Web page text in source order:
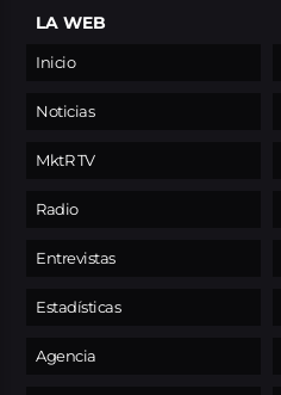
LA WEB
Inicio
Noticias
MktR TV
Radio
Entrevistas
Estadísticas
Agencia